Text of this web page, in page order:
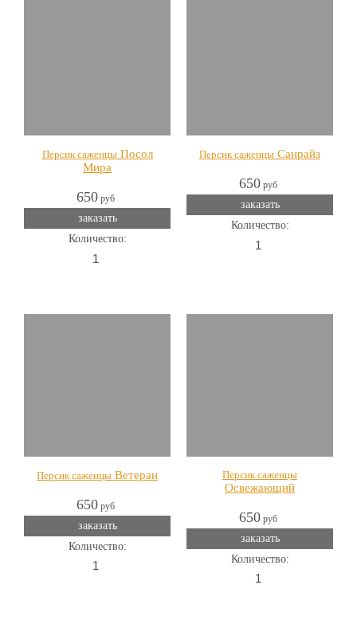
Персик саженцыПосол
Мира
650руб
заказать
Количество:
Персик саженцы Санрайз
650руб
заказать
Количество:
Персик саженцы Ветеран
650руб
заказать
Количество:
Персик саженцы
Освежающий
650руб
заказать
Количество: